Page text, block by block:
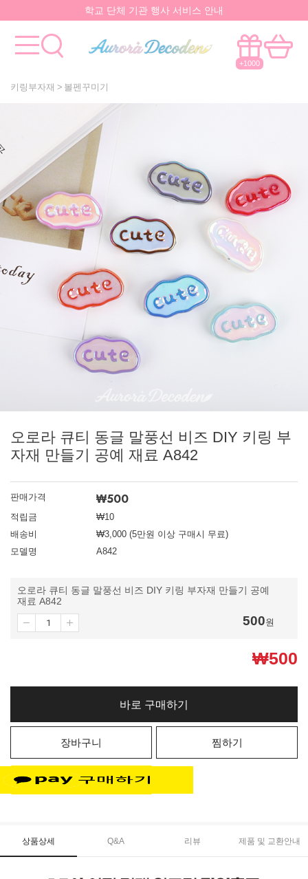
학교 단체 기관 행사 서비스 안내
모든걸 한곳에서!국내유일 원스톱 제작서비스
+1000
키링부자재 볼펜꾸미기
오로라 큐티 동글 말풍선 비즈 DIY 키링 부
자재 만들기 공예 재료 A842
판매가격 ₩500
적립금
₩10
배송비
₩3,000 (5만원 이상 구매시 무료)
모델명
A842
오로라 큐티 동글 말풍선 비즈 DIY 키링 부자재 만들기 공예
재료 A842
500원
₩500
바로 구매하기
장바구니 찜하기
상품상세 Q&A 리뷰 제품 및 교환안내